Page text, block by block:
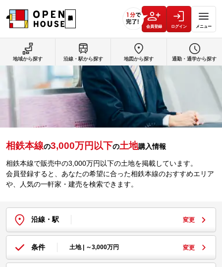
会員登録 ログイン メニュー
相鉄本線の3,000万円以下の土地購入情報
相鉄本線で販売中の3,000万円以下の土地を掲載しています。
会員登録すると、あなたの希望に合った相鉄本線のおすすめエリア
や、人気の一軒家・建売を検索できます。
沿線・駅 変更
条件 土地 | ～3,000万円 変更
地域から探す 沿線・駅から探す 地図から探す 通勤・通学から探す